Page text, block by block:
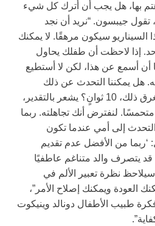
بها، هل يجب أن أترك كل شيء
تقول جيبسون. “نريد أن نجد
السيناريو سيكون مرهقًا. لا يمكنك
في آن واحد. إذا لاحظت أن طفلك يحاول
أن أسمع عن هذا، لكن لا أستطيع
هل يمكننا التحدث عن ذلك
لاحقًا؟’ كم من الوقت استغرق ذلك، 10 ثوانٍ؟ يشعر بالتقدير،
لنفترض أنك تجاهلته. ربما
إلى أمي عندما تكون
‘ربما من الأفضل عدم تقديم
قد يتصرف والد متناغم عاطفيًا
نظرة تعبير الألم في
العودة ويمكنك إصلاح الأمر”،
طبيب الأطفال دونالد وينيكوت